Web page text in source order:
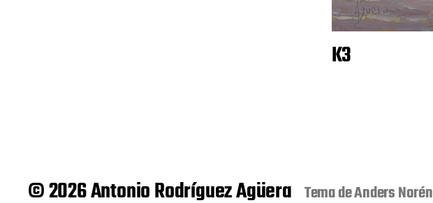
K3
© 2026 Antonio Rodríguez Agüera Tema deAnders Norén